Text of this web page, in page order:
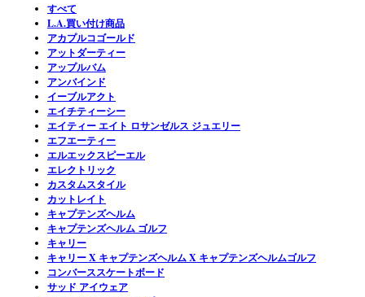
すべて
L.A.買い付け商品
アカプルコゴールド
アットダーティー
アップルバム
アンバインド
イーブルアクト
エイチティーシー
エイティー エイト ロサンゼルス ジュエリー
エフエーティー
エルエックスピーエル
エレクトリック
カスタムスタイル
カットレイト
キャプテンズヘルム
キャプテンズヘルム ゴルフ
キャリー
キャリー X キャプテンズヘルム X キャプテンズヘルムゴルフ
コンバーススケートボード
サッド アイウェア